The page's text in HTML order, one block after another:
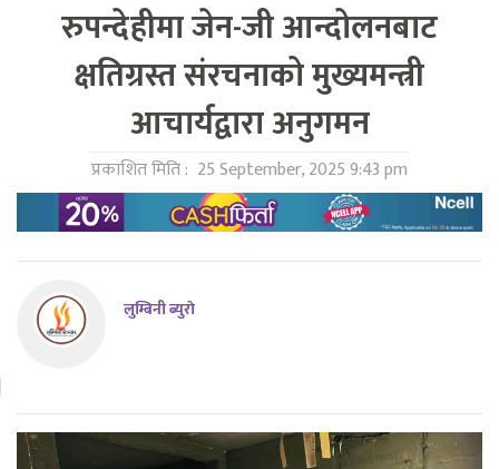
रुपन्देहीमा जेन-जी आन्दोलनबाट
क्षतिग्रस्त संरचनाको मुख्यमन्त्री
आचार्यद्वारा अनुगमन
प्रकाशित मिति : 25 September, 2025 9:43 pm
लुम्बिनी ब्युराे